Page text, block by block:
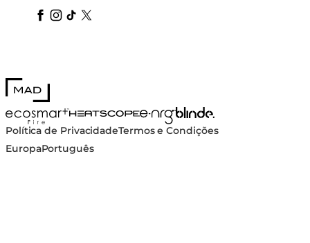
blindedesign
blindedesign
blindedesign
blinde-design
blindedesign
MAD Design
EcoSmart FireHEATSCOPE® Heaters
e-NRG Bioethanol
Blinde Design
Política de PrivacidadeTermos e Condições
EuropaPortuguês